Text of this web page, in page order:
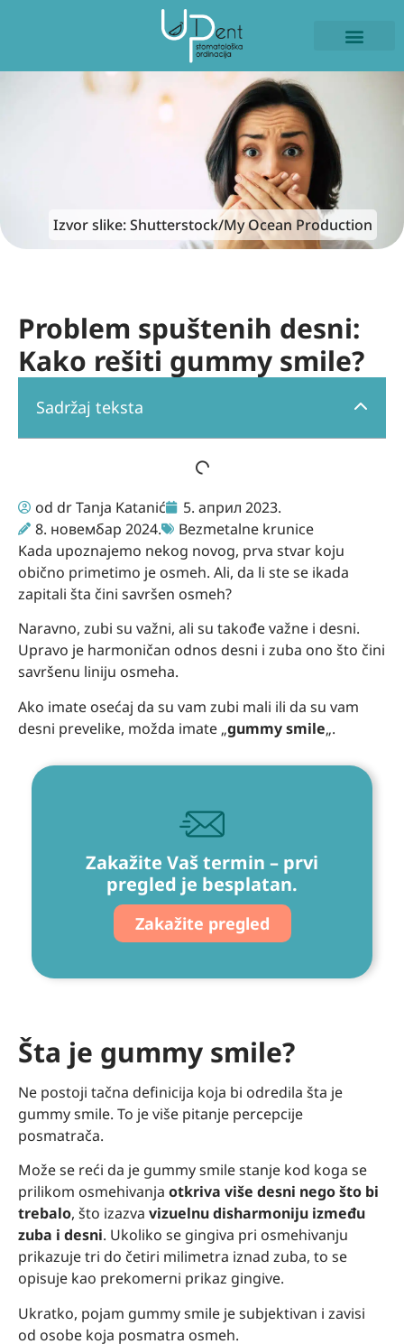
Izvor slike: Shutterstock/My Ocean Production
Problem spuštenih desni:
Kako rešiti gummy smile?
Sadržaj teksta
od dr Tanja Katanić
5. април 2023.
8. новембар 2024.
Bezmetalne krunice
Kada upoznajemo nekog novog, prva stvar koju
obično primetimo je osmeh. Ali, da li ste se ikada
zapitali šta čini savršen osmeh?
Naravno, zubi su važni, ali su takođe važne i desni.
Upravo je harmoničan odnos desni i zuba ono što čini
savršenu liniju osmeha.
Ako imate osećaj da su vam zubi mali ili da su vam
desni prevelike, možda imate „gummy smile„.
Zakažite Vaš termin – prvi
pregled je besplatan.
Zakažite pregled
Šta je gummy smile?
Ne postoji tačna definicija koja bi odredila šta je
gummy smile. To je više pitanje percepcije
posmatrača.
Može se reći da je gummy smile stanje kod koga se
prilikom osmehivanja otkriva više desni nego što bi
trebalo, što izazva vizuelnu disharmoniju između
zuba i desni. Ukoliko se gingiva pri osmehivanju
prikazuje tri do četiri milimetra iznad zuba, to se
opisuje kao prekomerni prikaz gingive.
Ukratko, pojam gummy smile je subjektivan i zavisi
od osobe koja posmatra osmeh.